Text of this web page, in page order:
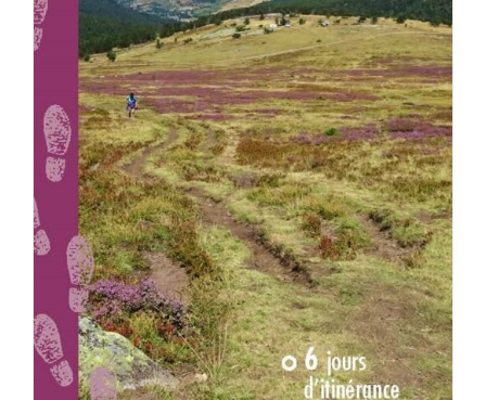
AJOUTER AU PANIER DÉTAILS